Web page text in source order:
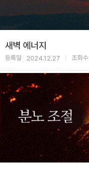
새벽 에너지
등록일 2024.12.27 조회수